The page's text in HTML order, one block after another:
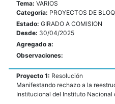
Tema: VARIOS
Categoría: PROYECTOS DE
Estado: GIRADO A COMISION
Desde: 30/04/2025
Agregado a:
Observaciones:
Proyecto 1: Resolución
Manifestando rechazo a la
Institucional del Instituto Nacional